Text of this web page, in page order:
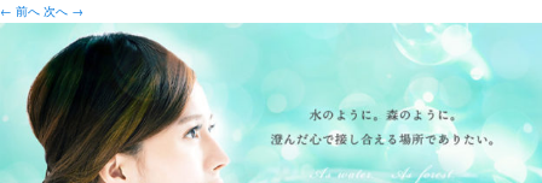
← 前へ 次へ →